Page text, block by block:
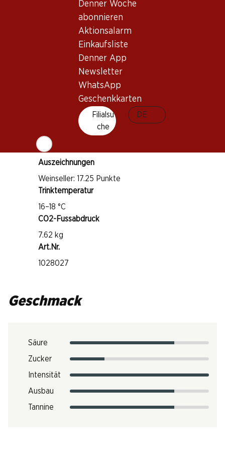
Denner Woche
abonnieren
Aktionsalarm
Einkaufsliste
Denner App
Newsletter
WhatsApp
Geschenkkarten
Filialsu
che
DE
Wissenswertes
2–7 Jahre
Auszeichnungen
Weinseller: 17.25 Punkte
Trinktemperatur
16–18 °C
CO2-Fussabdruck
7.62 kg
Art.Nr.
1028027
Geschmack
Säure
Zucker
Intensität
Ausbau
Tannine